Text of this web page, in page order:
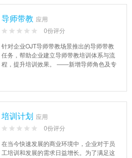
导师带教 应用
0份评分
针对企业OJT导师带教场景推出的导师带教
任务，帮助企业建立导师带教培训体系与流
程，提升培训效果。 ——新增导师角色及专
培训计划 应用
0份评分
在当今快速发展的商业环境中，企业对于员
工培训和发展的需求日益增长。为了满足这